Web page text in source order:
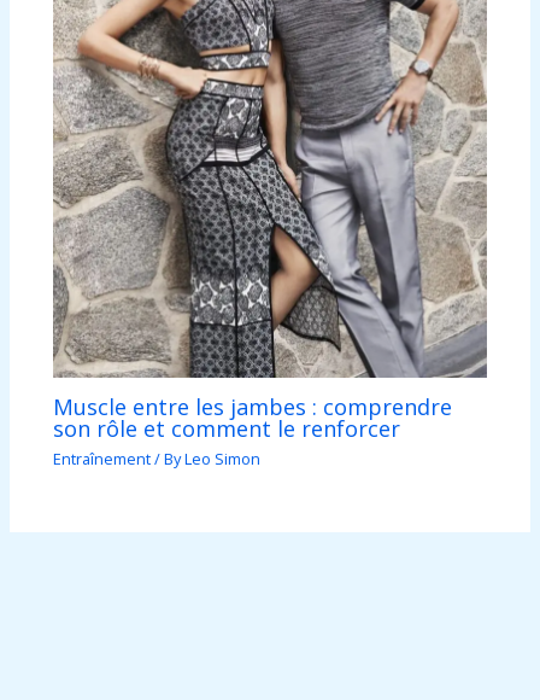
Muscle entre les jambes : comprendre
son rôle et comment le renforcer
Entraînement/ ByLeo Simon